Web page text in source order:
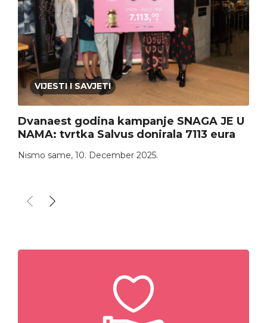
VIJESTI I SAVJETI
Dvanaest godina kampanje SNAGA JE U
NAMA: tvrtka Salvus donirala 7113 eura
Nismo same, 10. December 2025.